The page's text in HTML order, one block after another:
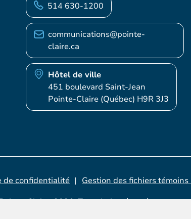
514 630-1200
communications@pointe-
claire.ca
Hôtel de ville
451 boulevard Saint-Jean
Pointe-Claire (Québec) H9R 3J3
Claire, 2026. Tous droits réservés.
de confidentialité Gestion des fichiers témoins